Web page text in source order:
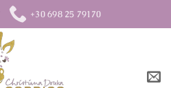
+30 698 25 79170